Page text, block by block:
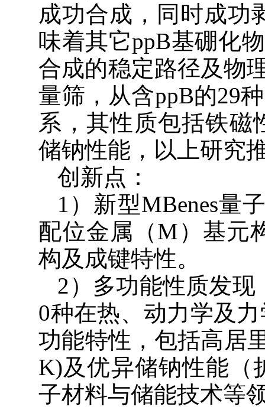
成功合成，同时成功
味着其它ppB基硼化
合成的稳定路径及物
量筛，从含ppB的29
系，其性质包括铁磁
储钠性能，以上研究
创新点：
1）新型MBenes量
配位金属（M）基元
构及成键特性。
2）多功能性质发
0种在热、动力学及
功能特性，包括高居
K)及优异储钠性能（
子材料与储能技术等